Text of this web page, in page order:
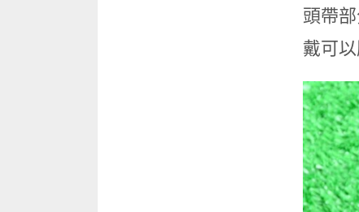
頭帶
戴可